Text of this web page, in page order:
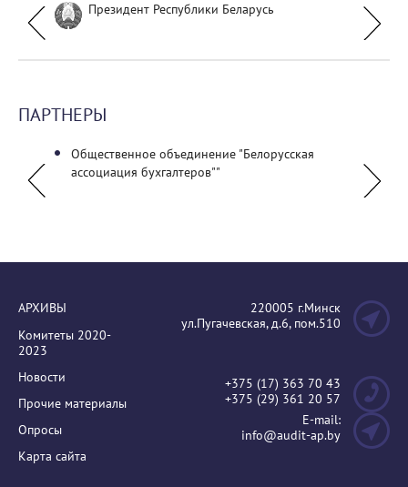
Президент Республики Беларусь
ПАРТНЕРЫ
Общественное объединение "Белорусская
ассоциация бухгалтеров""
им.
АРХИВЫ
Комитеты 2020-
2023
Новости
Прочие материалы
Опросы
Карта сайта
220005 г.Минск
ул.Пугачевская, д.6, пом.510
+375 (17) 363 70 43
+375 (29) 361 20 57
E-mail:
info@audit-ap.by